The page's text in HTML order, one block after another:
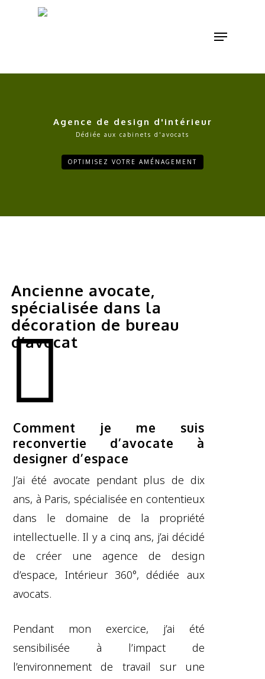
Menu
Agence de design d'intérieur
Dédiée aux cabinets d'avocats
OPTIMISEZ VOTRE AMÉNAGEMENT
NOS CONSEILS
cabinets d’avocats
DÉCOUVREZ MON MÉDIA VIDÉO
Ancienne avocate,
spécialisée dans la
décoration de bureau
d’avocat
Comment je me suis
reconvertie d’avocate à
designer d’espace
J’ai été avocate pendant plus de dix
ans, à Paris, spécialisée en contentieux
dans le domaine de la propriété
intellectuelle. Il y a cinq ans, j’ai décidé
de créer une agence de design
d’espace, Intérieur 360°, dédiée aux
avocats.
Pendant mon exercice, j’ai été
sensibilisée à l’impact de
l’environnement de travail sur une